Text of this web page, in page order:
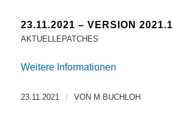
23.11.2021 – VERSION 2021.1
AKTUELLEPATCHES
Weitere Informationen
23.11.2021 / VON M.BUCHLOH